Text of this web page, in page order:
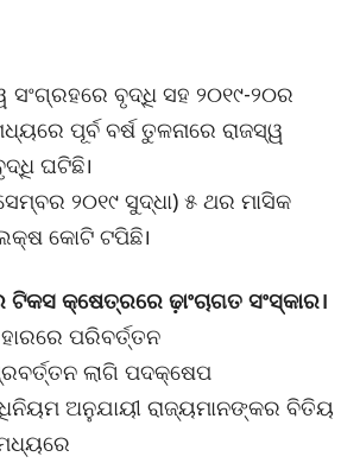
ସଂଗ୍ରହରେ ବୃଦ୍ଧି ସହ ୨୦୧୯-୨୦ର
ପୂର୍ବ ବର୍ଷ ତୁଳନାରେ ରାଜସ୍ୱ
ଘଟିଛି।
୨୦୧୯ ସୁଦ୍ଧା) ୫ ଥର ମାସିକ
କୋଟି ଟପିଛି।
କ୍ଷେତ୍ରରେ ଢ଼ାଂଚାଗତ ସଂସ୍କାର।
ପରିବର୍ତ୍ତନ
ଲାଗି ପଦକ୍ଷେପ
ଅନୁଯାୟୀ ରାଜ୍ୟମାନଙ୍କର ବିତିୟ